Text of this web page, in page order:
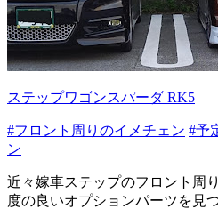
ステップワゴンスパーダ RK5
#フロント周りのイメチェン #予
ン
近々嫁車ステップのフロント周
度の良いオプションパーツを見